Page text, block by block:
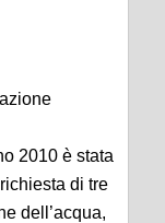
2010 è stata
di tre
dell’acqua,